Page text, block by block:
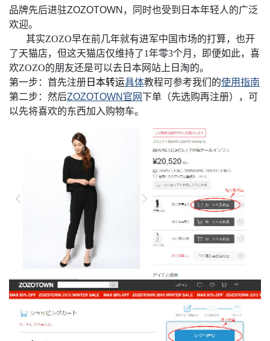
品牌先后进驻ZOZOTOWN，同时也受到日本年轻人的广泛
欢迎。
其实ZOZO早在前几年就有进军中国市场的打算，也开
了天猫店，但这天猫店仅维持了1年零3个月，即便如此，喜
欢ZOZO的朋友还是可以去日本网站上日淘的。
第一步：首先注册 日本转运具体教程可参考我们的使用指南
第二步：然后ZOZOTOWN官网下单 （先选购再注册）， 可
以先将喜欢的东西加入购物车。